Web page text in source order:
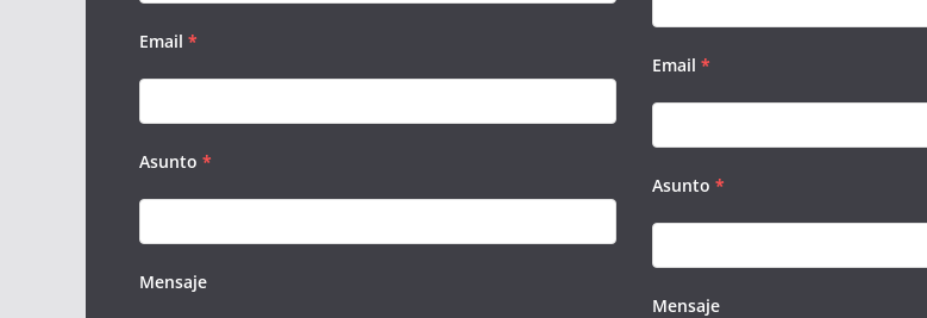
Email *
Asunto *
Mensaje
Email *
Asunto *
Mensaje